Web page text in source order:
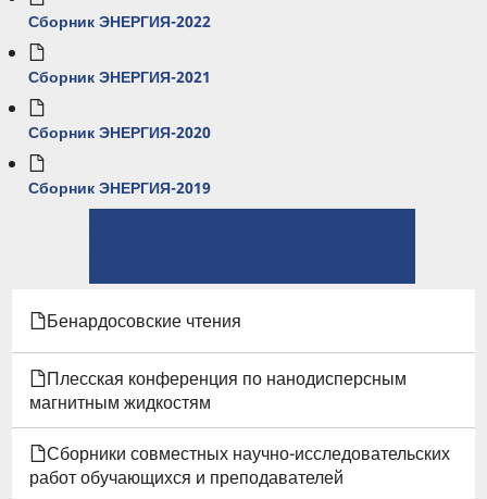
Сборник ЭНЕРГИЯ-2022
Сборник ЭНЕРГИЯ-2021
Сборник ЭНЕРГИЯ-2020
Сборник ЭНЕРГИЯ-2019
КНИГИ
ДЛЯ
ЭНЕРГИЯ
Бенардосовские чтения
Плесская конференция по нанодисперсным
магнитным жидкостям
Сборники совместных научно-исследовательских
работ обучающихся и преподавателей